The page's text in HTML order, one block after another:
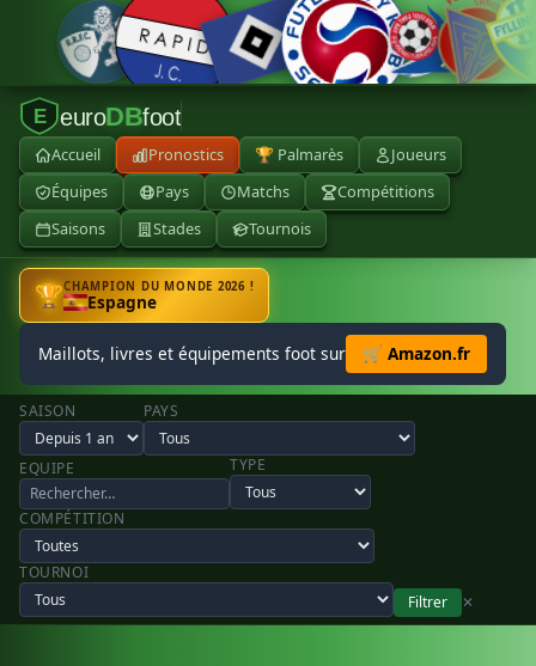
E euroDBfoot
Accueil Pronostics 🏆 Palmarès
Joueurs
Équipes
Pays Matchs
Compétitions
Saisons
Stades Tournois
🏆CHAMPION DU MONDE 2026 !
Espagne
Maillots, livres et équipements foot sur 🛒 Amazon.fr
SAISON PAYS
EQUIPE TYPE
COMPÉTITION
TOURNOI
Filtrer
✕